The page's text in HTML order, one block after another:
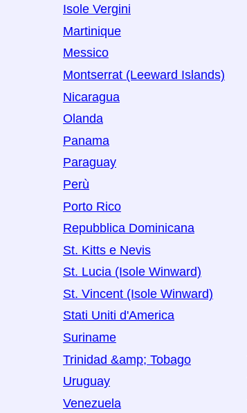
Isole Vergini
Martinique
Messico
Montserrat (Leeward Islands)
Nicaragua
Olanda
Panama
Paraguay
Perù
Porto Rico
Repubblica Dominicana
St. Kitts e Nevis
St. Lucia (Isole Winward)
St. Vincent (Isole Winward)
Stati Uniti d'America
Suriname
Trinidad &amp; Tobago
Uruguay
Venezuela